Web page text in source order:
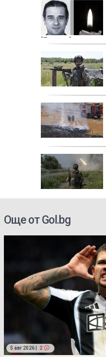
"Пирогов"
Още от Gol.bg
5 авг 2026 | 2